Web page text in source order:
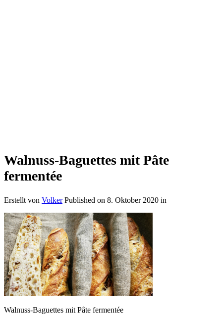
Walnuss-Baguettes mit Pâte
fermentée
Erstellt von Volker Published on 8. Oktober 2020 in
Walnuss-Baguettes mit Pâte fermentée